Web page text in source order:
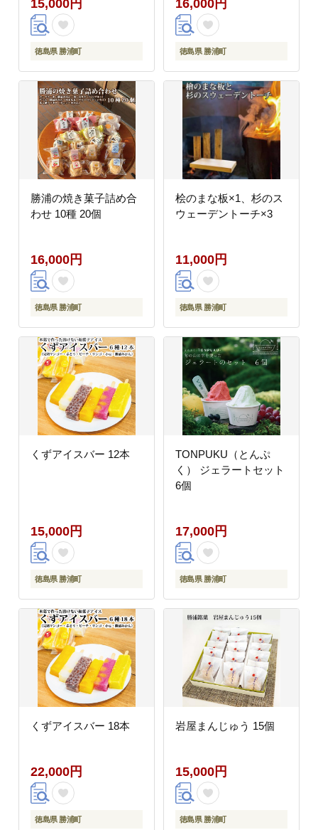
15,000円
徳島県 勝浦町
16,000円
徳島県 勝浦町
勝浦の焼き菓子詰め合
わせ 10種 20個
16,000円
徳島県 勝浦町
桧のまな板×1、杉のス
ウェーデントーチ×3
11,000円
徳島県 勝浦町
くずアイスバー 12本
15,000円
徳島県 勝浦町
TONPUKU（とんぷ
く） ジェラートセット
6個
17,000円
徳島県 勝浦町
くずアイスバー 18本
22,000円
徳島県 勝浦町
岩屋まんじゅう 15個
15,000円
徳島県 勝浦町